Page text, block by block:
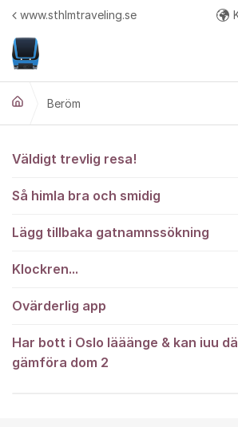
Hoppa till innehåll
www.sthlmtraveling.se
Google+ (diskussion och beta test av
Beröm
Beröm
Väldigt trevlig resa!
Så himla bra och smidig
Lägg tillbaka gatnamnssökning
Klockren...
Ovärderlig app
Har bott i Oslo lääänge & kan iuu
gämföra dom 2